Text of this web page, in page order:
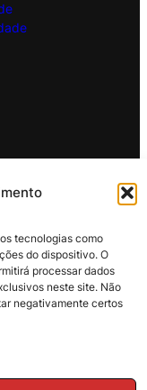
tecnologias como
do dispositivo. O
processar dados
neste site. Não
negativamente certos